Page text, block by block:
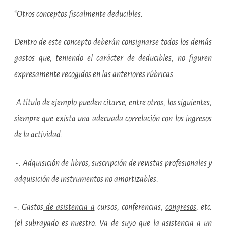
“Otros conceptos fiscalmente deducibles.
Dentro de este concepto deberán consignarse todos los demás
gastos que, teniendo el carácter de deducibles, no figuren
expresamente recogidos en las anteriores rúbricas.
A título de ejemplo pueden citarse, entre otros, los siguientes,
siempre que exista una adecuada correlación con los ingresos
de la actividad:
-. Adquisición de libros, suscripción de revistas profesionales y
adquisición de instrumentos no amortizables.
-. Gastos de asistencia a cursos, conferencias, congresos, etc.
(el subrayado es nuestro. Va de suyo que la asistencia a un